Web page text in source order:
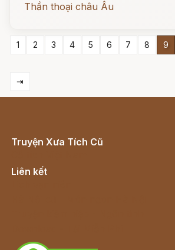
Thần thoại châu Âu
1 2 3 4 5 6 7 8 9
⇥
Truyện Xưa Tích Cũ
Liên kết